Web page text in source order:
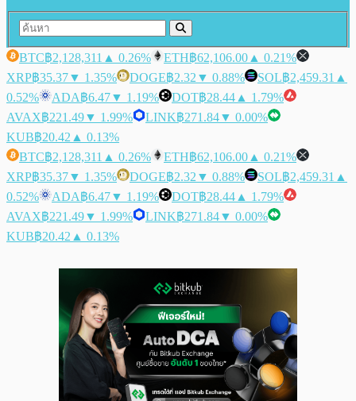
BTC฿2,128,311 ▲ 0.26% ETH฿62,106.00 ▲ 0.21%
XRP฿35.37▼ 1.35% DOGE฿2.32 ▼ 0.88% SOL฿2,459.31 ▲
0.52%
ADA฿6.47▼ 1.19% DOT฿28.44 ▲ 1.79%
AVAX฿221.49▼ 1.99% LINK฿271.84▼ 0.00%
KUB฿20.42 ▲ 0.13%
BTC฿2,128,311 ▲ 0.26% ETH฿62,106.00 ▲ 0.21%
XRP฿35.37▼ 1.35% DOGE฿2.32 ▼ 0.88% SOL฿2,459.31 ▲
0.52%
ADA฿6.47▼ 1.19% DOT฿28.44 ▲ 1.79%
AVAX฿221.49▼ 1.99% LINK฿271.84▼ 0.00%
KUB฿20.42 ▲ 0.13%